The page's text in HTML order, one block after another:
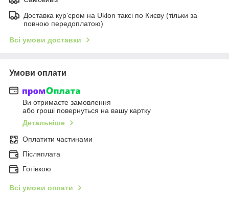
Доставка кур'єром на Uklon таксі по Києву (тільки за
повною передоплатою)
Всі умови доставки
Умови оплати
Ви отримаєте замовлення
або гроші повернуться на вашу картку
Детальніше
Оплатити частинами
Післяплата
Готівкою
Всі умови оплати